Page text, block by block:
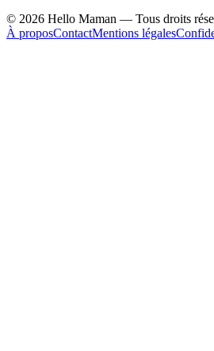
© 2026 Hello Maman — Tous droits
À proposContactMentions légales